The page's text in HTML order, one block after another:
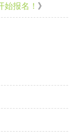
始报名！ 》